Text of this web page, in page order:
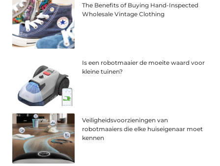
The Benefits of Buying Hand-Inspected
Wholesale Vintage Clothing
Is een robotmaaier de moeite waard voor
kleine tuinen?
Veiligheidsvoorzieningen van
robotmaaiers die elke huiseigenaar moet
kennen